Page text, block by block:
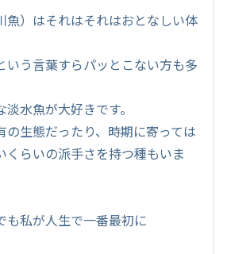
魚）はそれはそれはおとなしい体
いう言葉すらパッとこない方も多
水魚が大好きです。
の生態だったり、時期に寄っては
くらいの派手さを持つ種もいま
も私が人生で一番最初に